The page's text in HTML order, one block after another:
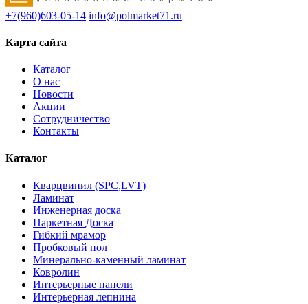
+7(960)603-05-14 info@polmarket71.ru
Карта сайта
Каталог
О нас
Новости
Акции
Сотрудничество
Контакты
Каталог
Кварцвинил (SPC,LVT)
Ламинат
Инженерная доска
Паркетная Доска
Гибкий мрамор
Пробковый пол
Минерально-каменный ламинат
Ковролин
Интерьерные панели
Интерьерная лепнина